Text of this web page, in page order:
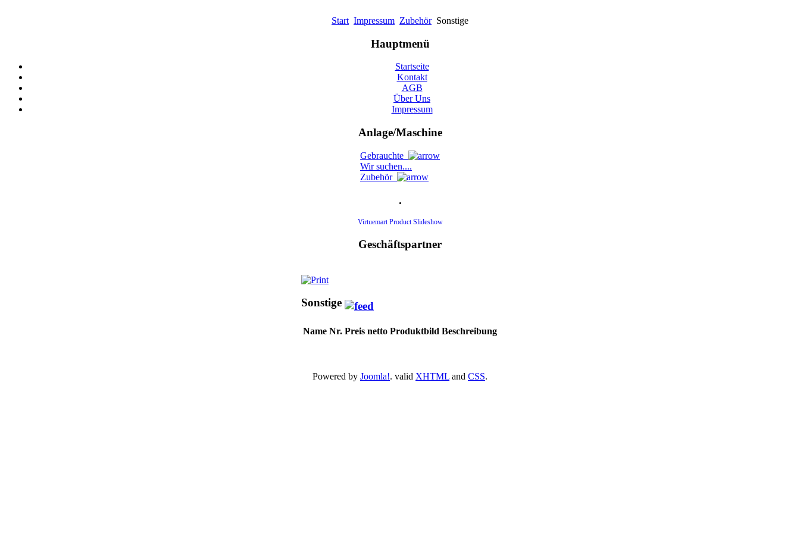
Start Impressum Zubehör Sonstige
Hauptmenü
Startseite
Kontakt
AGB
Über Uns
Impressum
Anlage/Maschine
Gebrauchte
Wir suchen....
Zubehör
.
Virtuemart Product Slideshow
Geschäftspartner
Sonstige
Name Nr. Preis netto Produktbild Beschreibung
Powered by Joomla!. valid XHTML and CSS.